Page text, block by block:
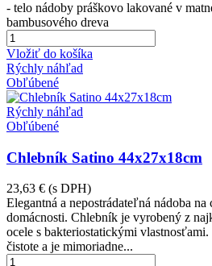
- telo nádoby práškovo lakované v
bambusového dreva
Vložiť do košíka
Rýchly náhľad
Obľúbené
Rýchly náhľad
Obľúbené
Chlebník Satino 44x27x18cm
23,63 € (s DPH)
Elegantná a nepostrádateľná nádoba na
domácnosti. Chlebník je vyrobený z
ocele s bakteriostatickými
čistote a je mimoriadne...